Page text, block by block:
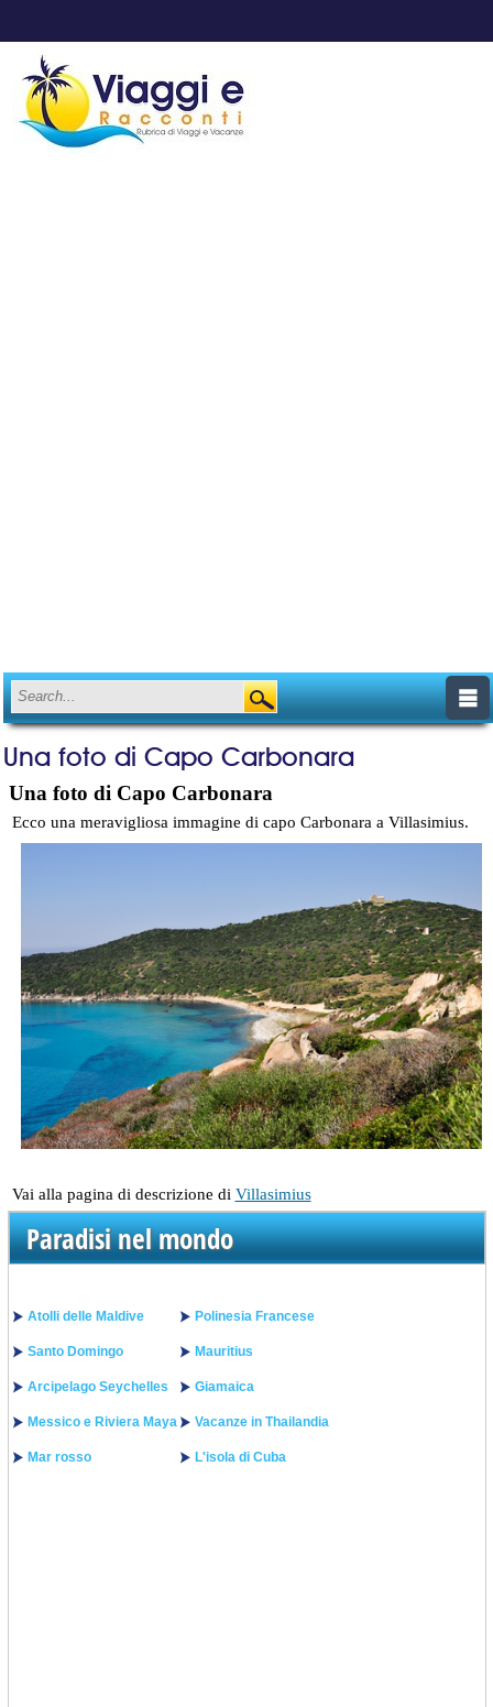
Una foto di Capo Carbonara
Una foto di Capo Carbonara
Ecco una meravigliosa immagine di capo Carbonara a Villasimius.
Vai alla pagina di descrizione di Villasimius
Paradisi nel mondo
Atolli delle Maldive
Santo Domingo
Arcipelago Seychelles
Messico e Riviera Maya
Mar rosso
Polinesia Francese
Mauritius
Giamaica
Vacanze in Thailandia
L'isola di Cuba